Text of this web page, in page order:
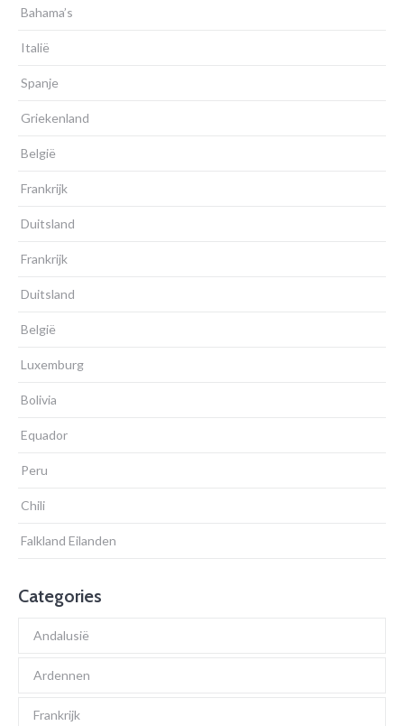
Bahama’s
Italië
Spanje
Griekenland
België
Frankrijk
Duitsland
Frankrijk
Duitsland
België
Luxemburg
Bolivia
Equador
Peru
Chili
Falkland Eilanden
Categories
Andalusië
Ardennen
Frankrijk